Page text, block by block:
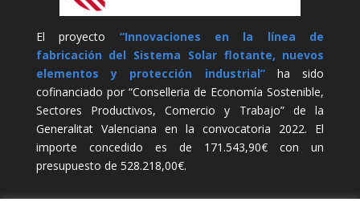
El proyecto “Innovaciones en la línea de
fabricación del Sistema Solar flotante, nuevos
elementos y protección industrial”ha sido
cofinanciado por “Conselleria de Economía Sostenible,
Sectores Productivos, Comercio y Trabajo” de la
Generalitat Valenciana en la convocatoria 2022. El
importe concedido es de 171.543,90€ con un
presupuesto de 528.218,00€.